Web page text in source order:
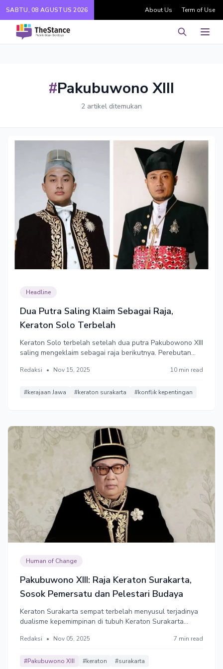
SABTU, 08 AGUSTUS 2026 About Us Term of Use
Pencarian
#Pakubuwono XIII
2 artikel ditemukan
Headline
Dua Putra Saling Klaim Sebagai Raja,
Keraton Solo Terbelah
Keraton Solo terbelah setelah dua putra Pakubowono XIII
saling mengeklaim sebagai raja berikutnya. Perebutan
Redaksi • Nov 15, 2025 10 min read
#kerajaan Jawa #keraton surakarta #konflik kepentingan
Human of Change
Pakubuwono XIII: Raja Keraton Surakarta,
Sosok Pemersatu dan Pelestari Budaya
Keraton Surakarta sempat terbelah menyusul terjadinya
dualisme kepemimpinan di tubuh Keraton Surakarta
Tedjowulan. Ia dikenal sebagai raja yang sederhana dan
Redaksi • Nov 05, 2025 7 min read
#Pakubuwono XIII #keraton #surakarta